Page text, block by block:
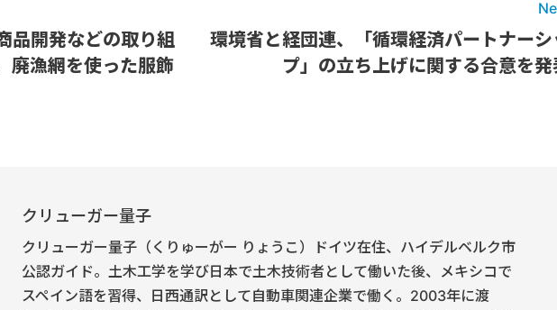
品開発などの取り組
廃漁網を使った服飾
環境省と経団連、「循環経済パートナーシ
プ」の立ち上げに関する合意を発
クリューガー量子
クリューガー量子（くりゅーがー りょうこ）ドイツ在住、ハイデルベルク市
公認ガイド。土木工学を学び日本で土木技術者として働いた後、メキシコで
スペイン語を習得、日西通訳として自動車関連企業で働く。2003年に渡